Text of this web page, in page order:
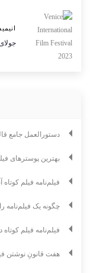
جولای 26,
دستورالعمل جامع
بهترین پوسترهای فیلم
فیلم‌نامه فیلم
چگونه یک فیلم‌نامه
فیلم‌نامه فیلم
هفت قانونِ نوشتن